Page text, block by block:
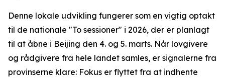
Denne lokale udvikling fungerer som en vigtig optakt
til de nationale "To sessioner" i 2026, der er planlagt
til at åbne i Beijing den 4. og 5. marts. Når lovgivere
og rådgivere fra hele landet samles, er signalerne fra
provinserne klare: Fokus er flyttet fra at indhente